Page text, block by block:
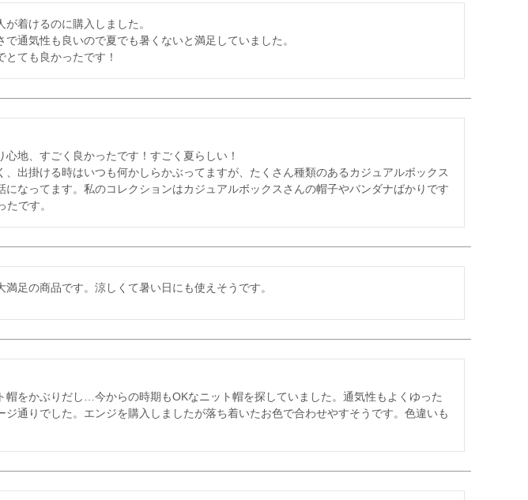
着けるのに購入しました。
で通気性も良いので夏でも暑くないと満足していました。
心地、すごく良かったです！すごく夏らしい！
、出掛ける時はいつも何かしらかぶってますが、たくさん種類のあるカジュアルボックス
になってます。私のコレクションはカジュアルボックスさんの帽子やバンダナばかりです
たです。
帽をかぶりだし…今からの時期もOKなニット帽を探していました。通気性もよくゆった
ジ通りでした。エンジを購入しましたが落ち着いたお色で合わせやすそうです。色違いも